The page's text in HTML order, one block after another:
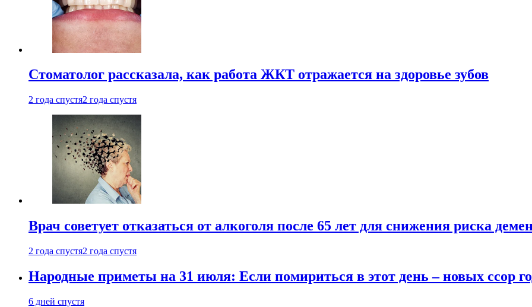
Стоматолог рассказала, как работа ЖКТ отражается на здоровье зубов
2 года спустя2 года спустя
Врач советует отказаться от алкоголя после 65 лет для снижения риска
2 года спустя2 года спустя
Народные приметы на 31 июля: Если помириться в этот день – новых ссор
6 дней спустя